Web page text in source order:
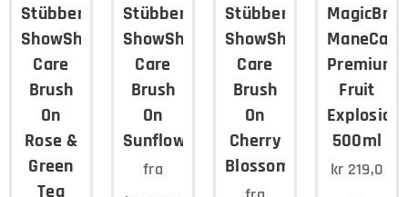
Stübben
ShowShine
Care
Brush
On
Rose &
Green
Tea
Stübben
ShowShine
Care
Brush
On
Sunflower
fra
Stübben
ShowShine
Care
Brush
On
Cherry
Blossom
ManeCare
Premium
Fruit
Explosion
500ml
kr 219,0